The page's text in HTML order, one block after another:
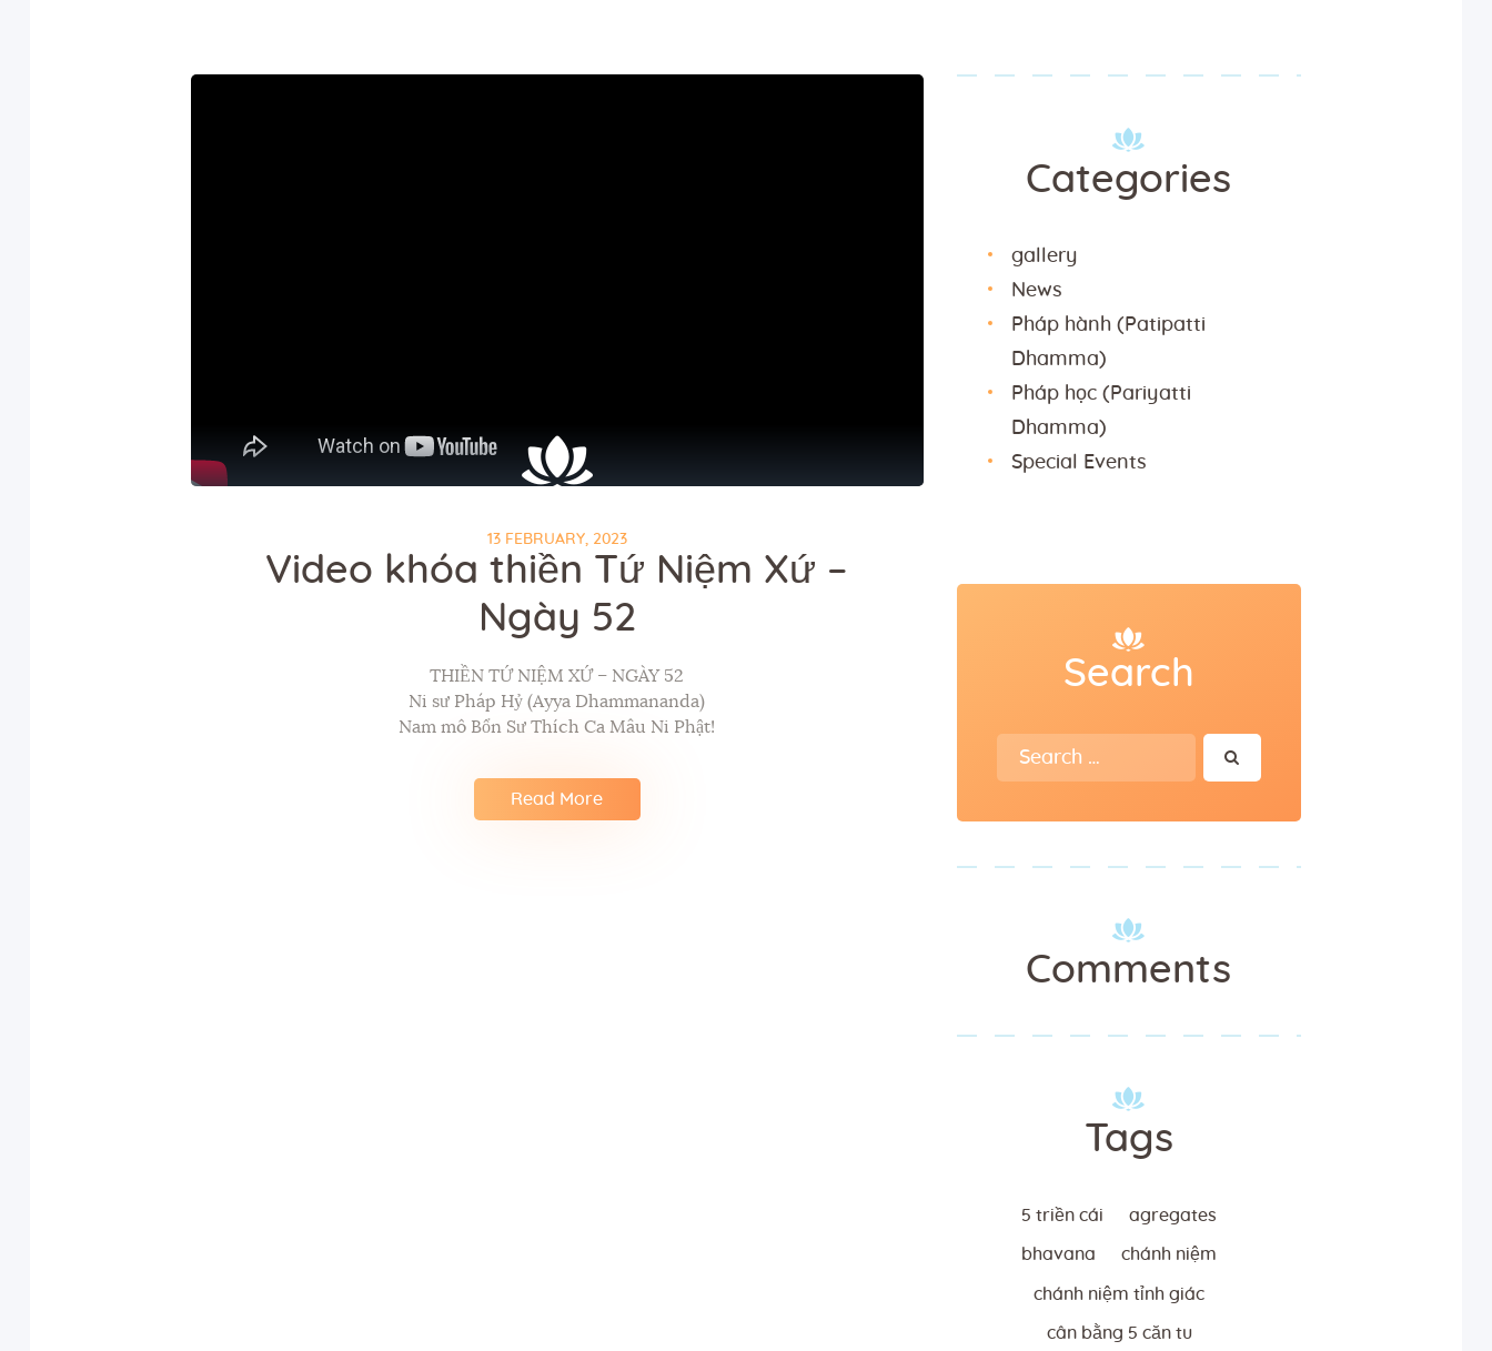
13 FEBRUARY, 2023
Video khóa thiền Tứ Niệm Xứ –
Ngày 52
THIỀN TỨ NIỆM XỨ – NGÀY 52
Ni sư Pháp Hỷ (Ayya Dhammananda)
Nam mô Bổn Sư Thích Ca Mâu Ni Phật!
Read More
Categories
gallery
News
Pháp hành (Patipatti
Dhamma)
Pháp học (Pariyatti
Dhamma)
Special Events
Search
Search
for:
Comments
Tags
5 triền cái agregates
bhavana chánh niệm
chánh niệm tỉnh giác
cân bằng 5 căn tu